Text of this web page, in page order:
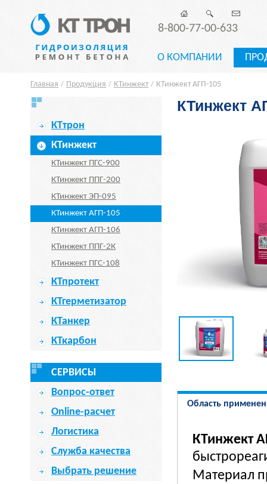
8-800-77-00-633
О КОМПАНИИ
Главная / Продукция / КТинжект / КТинжект АГП-105
КТтрон
КТинжект
КТинжект ПГС-900
КТинжект ППГ-200
КТинжект ЭП-095
КТинжект АГП-105
КТинжект АГП-106
КТинжект ППГ-2К
КТинжект ПГС-108
КТпротект
КТгерметизатор
КТанкер
КТкарбон
СЕРВИСЫ
Вопрос-ответ
Online-расчет
Логистика
Служба качества
Выбрать решение
КТинжект
Область
КТинжект
Материал